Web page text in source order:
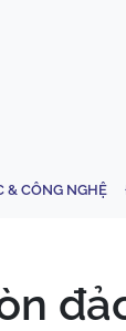
& CÔNG NGHỆ